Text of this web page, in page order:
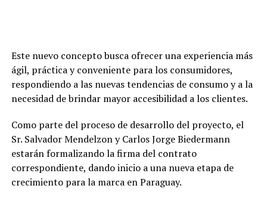
Este nuevo concepto busca ofrecer una experiencia más
ágil, práctica y conveniente para los consumidores,
respondiendo a las nuevas tendencias de consumo y a la
necesidad de brindar mayor accesibilidad a los clientes.
Como parte del proceso de desarrollo del proyecto, el
Sr. Salvador Mendelzon y Carlos Jorge Biedermann
estarán formalizando la firma del contrato
correspondiente, dando inicio a una nueva etapa de
crecimiento para la marca en Paraguay.